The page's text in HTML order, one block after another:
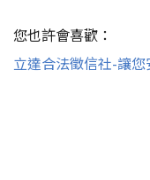
您也許會喜歡：
立達合法徵信社-讓